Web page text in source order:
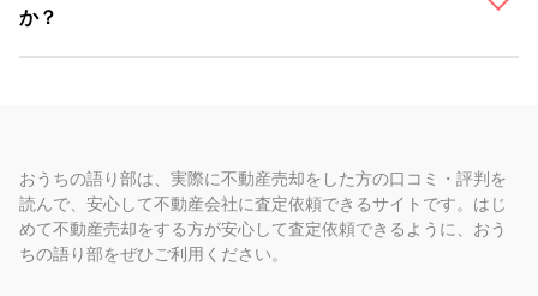
か？
おうちの語り部は、実際に不動産売却をした方の口コミ・評判を
読んで、安心して不動産会社に査定依頼できるサイトです。はじ
めて不動産売却をする方が安心して査定依頼できるように、おう
ちの語り部をぜひご利用ください。